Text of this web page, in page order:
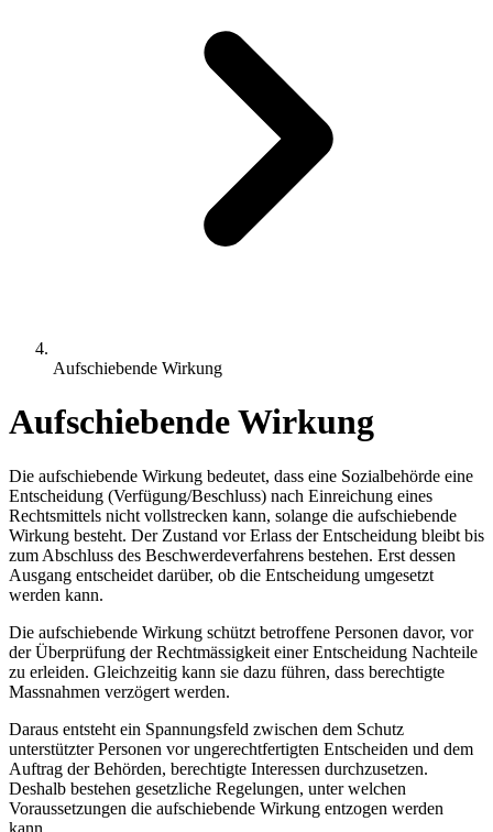
Aufschiebende Wirkung
Aufschiebende Wirkung
Die aufschiebende Wirkung bedeutet, dass eine Sozialbehörde eine
Entscheidung (Verfügung/Beschluss) nach Einreichung eines
Rechtsmittels nicht vollstrecken kann, solange die aufschiebende
Wirkung besteht. Der Zustand vor Erlass der Entscheidung bleibt bis
zum Abschluss des Beschwerdeverfahrens bestehen. Erst dessen
Ausgang entscheidet darüber, ob die Entscheidung umgesetzt
werden kann.
Die aufschiebende Wirkung schützt betroffene Personen davor, vor
der Überprüfung der Rechtmässigkeit einer Entscheidung Nachteile
zu erleiden. Gleichzeitig kann sie dazu führen, dass berechtigte
Massnahmen verzögert werden.
Daraus entsteht ein Spannungsfeld zwischen dem Schutz
unterstützter Personen vor ungerechtfertigten Entscheiden und dem
Auftrag der Behörden, berechtigte Interessen durchzusetzen.
Deshalb bestehen gesetzliche Regelungen, unter welchen
Voraussetzungen die aufschiebende Wirkung entzogen werden
kann.